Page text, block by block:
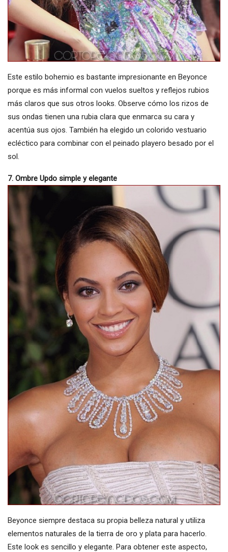
Este estilo bohemio es bastante impresionante en Beyonce
porque es más informal con vuelos sueltos y reflejos rubios
más claros que sus otros looks. Observe cómo los rizos de
sus ondas tienen una rubia clara que enmarca su cara y
acentúa sus ojos. También ha elegido un colorido vestuario
ecléctico para combinar con el peinado playero besado por el
sol.
7. Ombre Updo simple y elegante
Beyonce siempre destaca su propia belleza natural y utiliza
elementos naturales de la tierra de oro y plata para hacerlo.
Este look es sencillo y elegante. Para obtener este aspecto,